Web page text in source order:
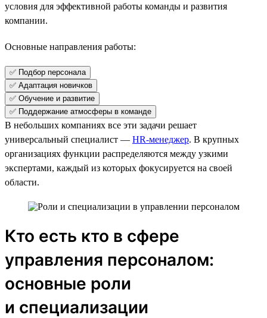
условия для эффективной работы команды и развития
компании.
Основные направления работы:
✅ Подбор персонала
✅ Адаптация новичков
✅ Обучение и развитие
✅ Поддержание атмосферы в команде
В небольших компаниях все эти задачи решает
универсальный специалист — HR-менеджер. В крупных
организациях функции распределяются между узкими
экспертами, каждый из которых фокусируется на своей
области.
Кто есть кто в сфере
управления персоналом:
основные роли
и специализации